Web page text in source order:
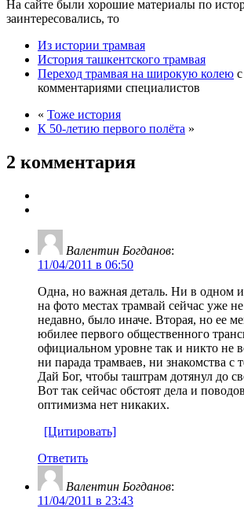
На сайте были хорошие материалы по
заинтересовались, то
Из истории трамвая
История ташкентского трамвая
Переход трамвая на широкую колею
комментариями специалистов
« Тоже история
К 50-летию первого полёта »
2 комментария
Валентин Богданов:
11/04/2011 в 06:50
Одна, но важная деталь. Ни в одном
на фото местах трамвай сейчас уже
недавно, было иначе. Вторая, но ее
юбилее первого общественного
официальном уровне так и никто не
ни парада трамваев, ни знакомства
Дай Бог, чтобы таштрам дотянул до
Вот так сейчас обстоят дела и
оптимизма нет никаких.
[Цитировать]
Ответить
Валентин Богданов:
11/04/2011 в 23:43